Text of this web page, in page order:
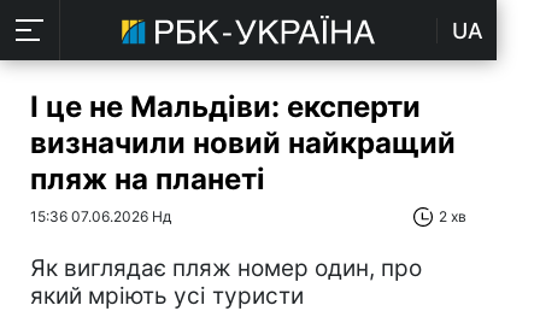
UA
І це не Мальдіви: експерти
визначили новий найкращий
пляж на планеті
15:36 07.06.2026 Нд 2 хв
Як виглядає пляж номер один, про
який мріють усі туристи